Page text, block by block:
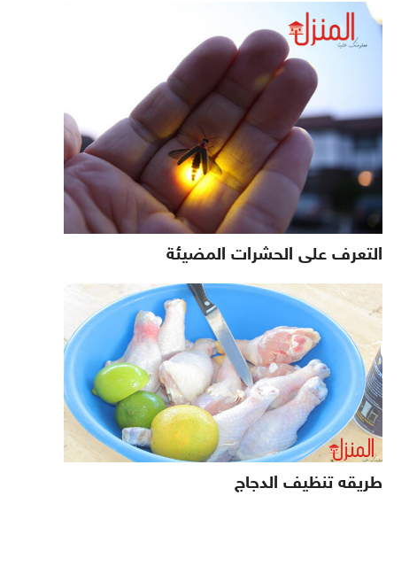
التعرف على الحشرات المضيئة
طريقه تنظيف الدجاج